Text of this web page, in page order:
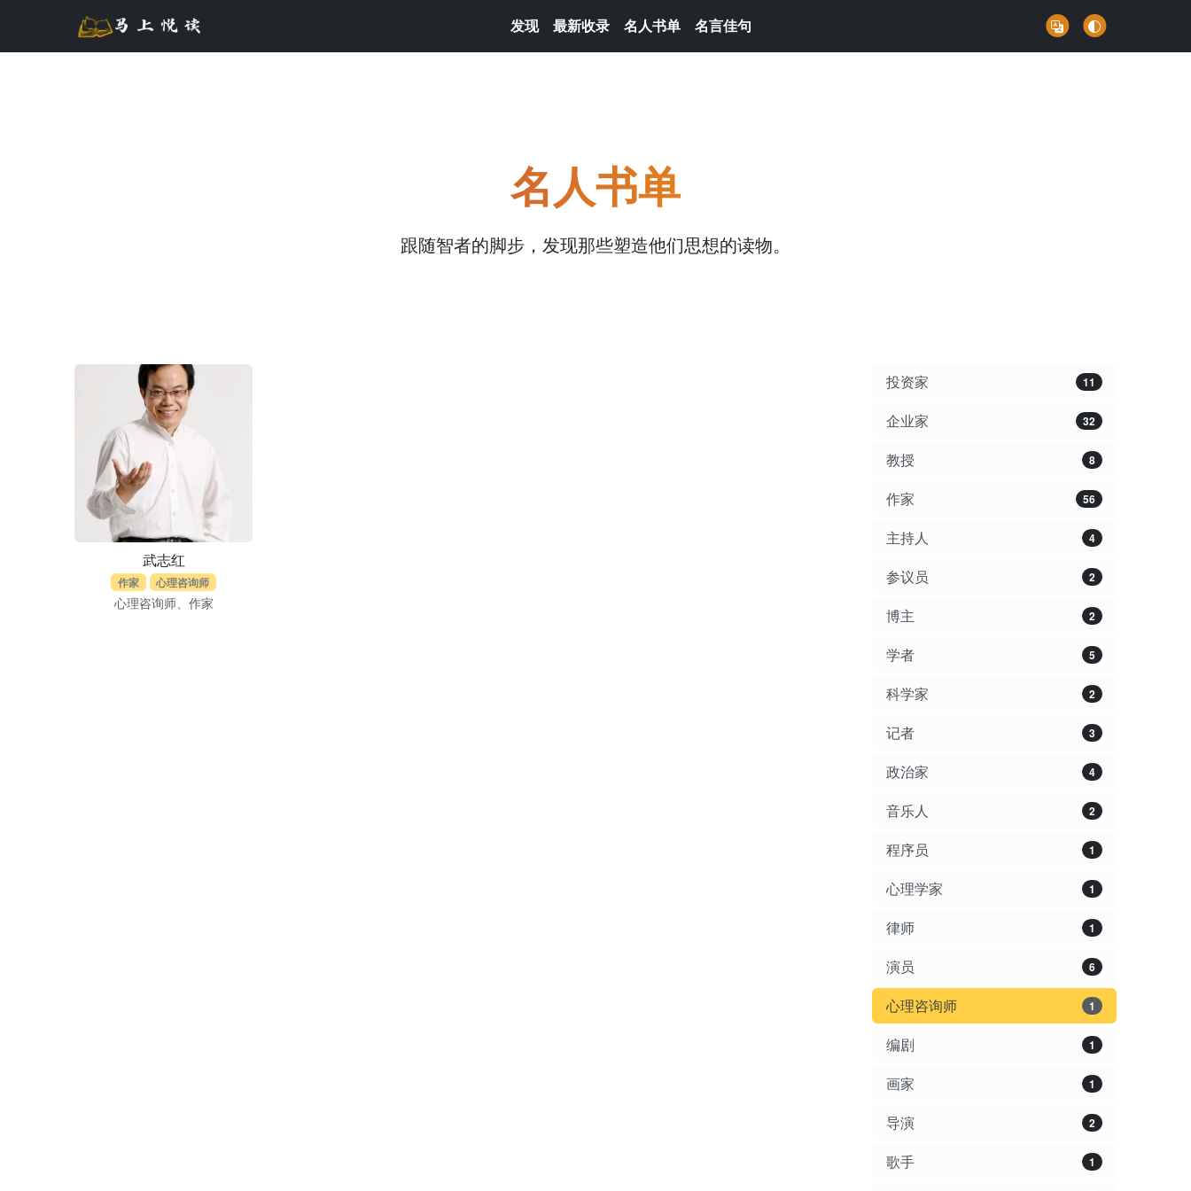
发现 最新收录 名人书单 名言佳句
名人书单
跟随智者的脚步，发现那些塑造他们思想的读物。
武志红
作家 心理咨询师
心理咨询师、作家
投资家 11
企业家 32
教授 8
作家 56
主持人 4
参议员 2
博主 2
学者 5
科学家 2
记者 3
政治家 4
音乐人 2
程序员 1
心理学家 1
律师 1
演员 6
心理咨询师 1
编剧 1
画家 1
导演 2
歌手 1